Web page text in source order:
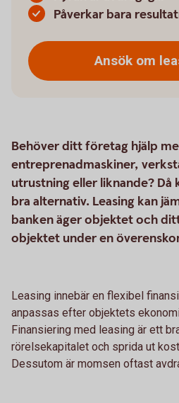
Påverkar bara
Ansök om
Behöver ditt företag hjälp
entreprenadmaskiner,
utrustning eller liknande? Då
bra alternativ. Leasing kan
banken äger objektet och
objektet under en
Leasing innebär en flexibel
anpassas efter objektets
Finansiering med leasing är ett
rörelsekapitalet och sprida ut
Dessutom är momsen oftast